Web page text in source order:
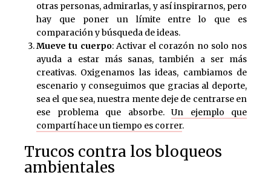
otras personas, admirarlas, y así inspirarnos, pero
hay que poner un límite entre lo que es
comparación y búsqueda de ideas.
Mueve tu cuerpo: Activar el corazón no solo nos
ayuda a estar más sanas, también a ser más
creativas. Oxigenamos las ideas, cambiamos de
escenario y conseguimos que gracias al deporte,
sea el que sea, nuestra mente deje de centrarse en
ese problema que absorbe. Un ejemplo que
compartí hace un tiempo es correr.
Trucos contra los bloqueos
ambientales